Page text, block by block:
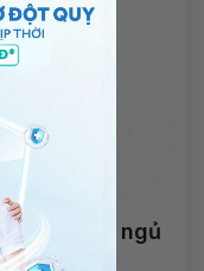
sau khi ngủ